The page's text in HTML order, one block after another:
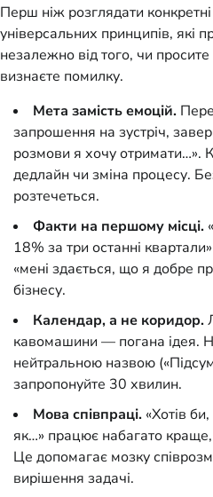
Перш ніж розглядати конкретні
універсальних принципів,
незалежно від того, чи
визнаєте помилку.
Мета замість емоцій.
запрошення на зустріч,
розмови я хочу отримати…».
дедлайн чи зміна процесу.
розтечеться.
Факти на першому місці.
18% за три останні
«мені здається, що я
бізнесу.
Календар, а не коридор.
кавомашини — погана ідея.
нейтральною назвою
запропонуйте 30 хвилин.
Мова співпраці. «Хотів
як…» працює набагато
Це допомагає мозку
вирішення задачі.